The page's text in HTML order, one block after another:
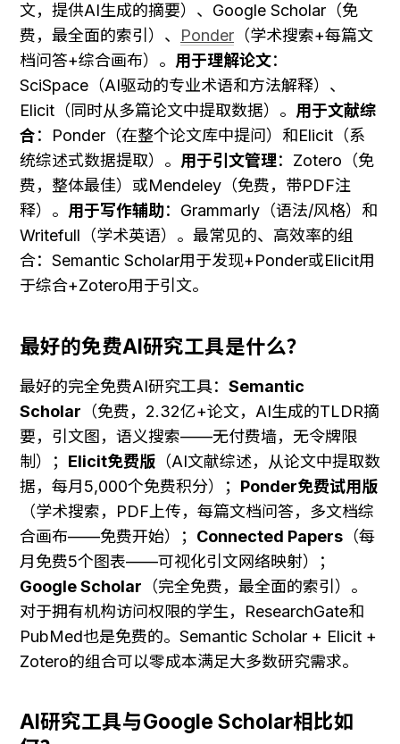
文，提供AI生成的摘要）、Google Scholar（免
费，最全面的索引）、 Ponder （学术搜索+每篇文
档问答+综合画布）。 用于理解论文：
SciSpace（AI驱动的专业术语和方法解释）、
Elicit（同时从多篇论文中提取数据）。 用于文献综
合：Ponder（在整个论文库中提问）和Elicit（系
统综述式数据提取）。 用于引文管理：Zotero（免
费，整体最佳）或Mendeley（免费，带PDF注
释）。 用于写作辅助：Grammarly（语法/风格）和
Writefull（学术英语）。最常见的、高效率的组
合：Semantic Scholar用于发现+Ponder或Elicit用
于综合+Zotero用于引文。
最好的免费AI研究工具是什么？
最好的完全免费AI研究工具： Semantic
Scholar （免费，2.32亿+论文，AI生成的TLDR摘
要，引文图，语义搜索——无付费墙，无令牌限
制）； Elicit免费版 （AI文献综述，从论文中提取数
据，每月5,000个免费积分）； Ponder免费试用版
（学术搜索，PDF上传，每篇文档问答，多文档综
合画布——免费开始）； Connected Papers （每
月免费5个图表——可视化引文网络映射）；
Google Scholar （完全免费，最全面的索引）。
对于拥有机构访问权限的学生，ResearchGate和
PubMed也是免费的。Semantic Scholar + Elicit +
Zotero的组合可以零成本满足大多数研究需求。
AI研究工具与Google Scholar相比如